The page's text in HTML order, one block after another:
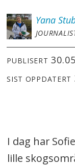
Yana
PUBLISERT
SIST OPPDATERT
I dag har
lille